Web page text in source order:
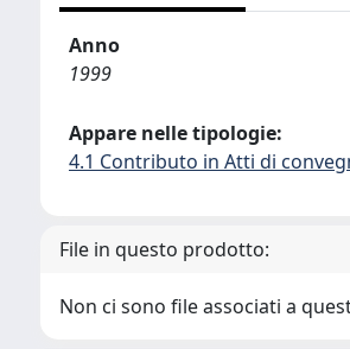
Anno
1999
Appare nelle tipologie:
4.1 Contributo in Atti di
File in questo prodotto:
Non ci sono file associati a